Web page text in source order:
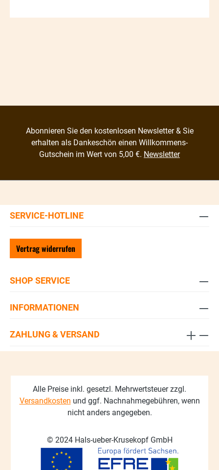
Abonnieren Sie den kostenlosen Newsletter & Sie
erhalten als Dankeschön einen Willkommens-
Gutschein im Wert von 5,00 €. Newsletter
SERVICE-HOTLINE
Vertrag widerrufen
SHOP SERVICE
INFORMATIONEN
ZAHLUNG & VERSAND
Alle Preise inkl. gesetzl. Mehrwertsteuer zzgl.
Versandkosten und ggf. Nachnahmegebühren, wenn
nicht anders angegeben.
© 2024 Hals-ueber-Krusekopf GmbH